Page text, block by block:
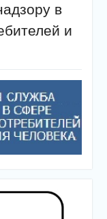
в
и